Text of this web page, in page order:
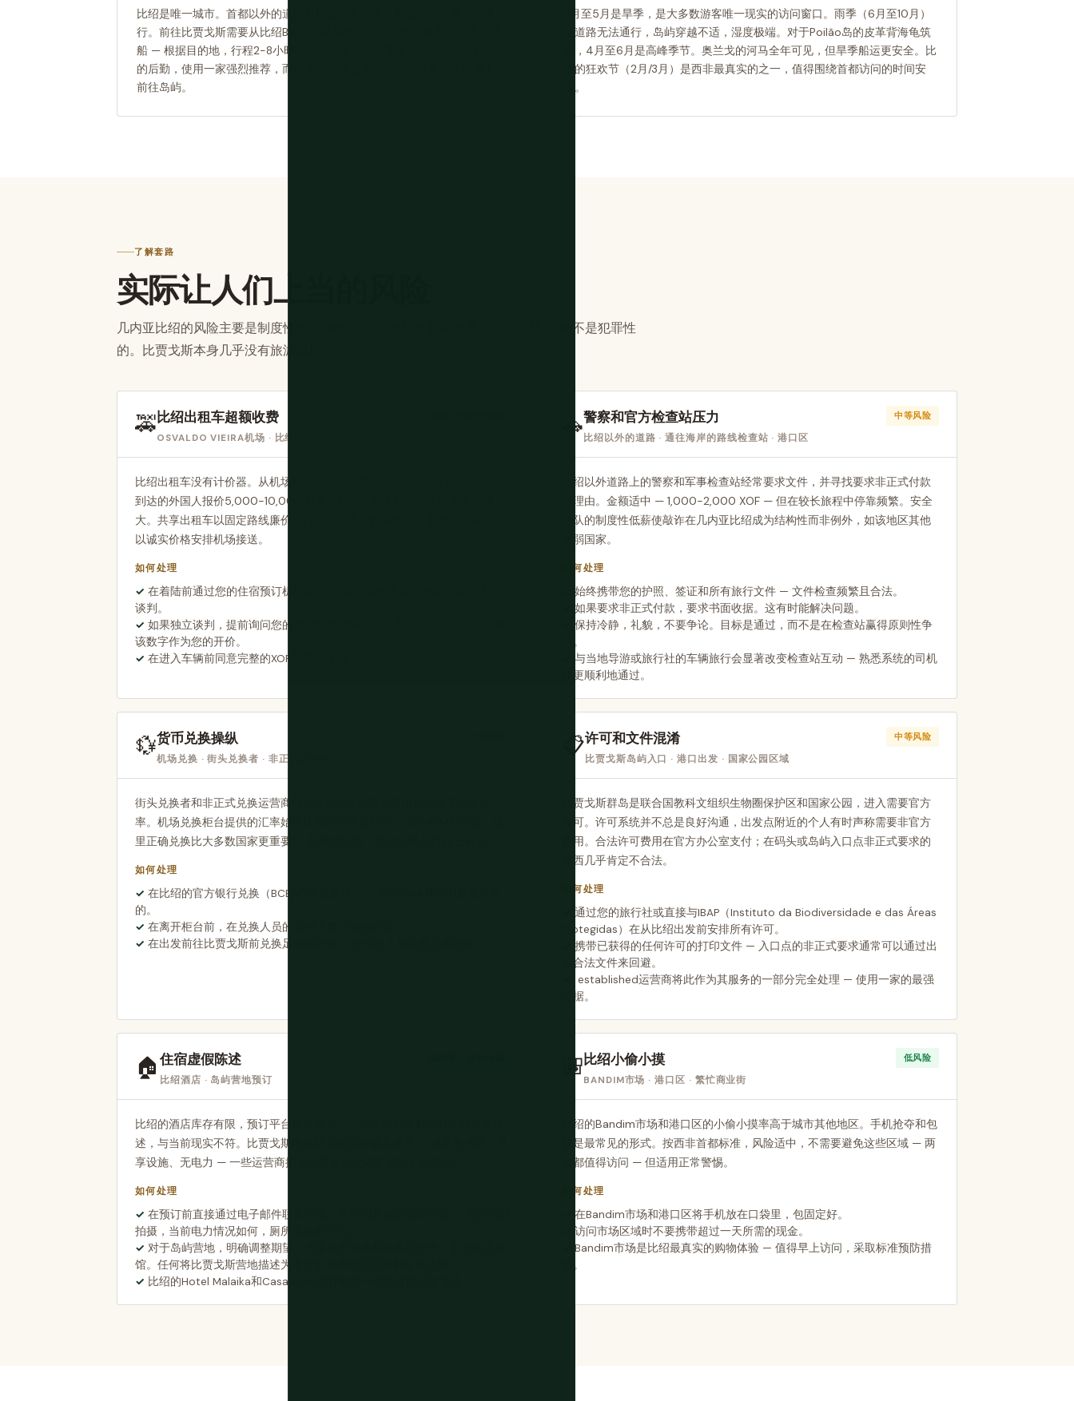
比绍是唯一城市。首都以外的道路基础设施差，大多数道路在雨季无法通
行。前往比贾戈斯需要从比绍Bandim港乘坐独木舟（传统独木舟）或机动
船 — 根据目的地，行程2-8小时。总部位于比绍的专家旅行社处理岛屿访问
的后勤，使用一家强烈推荐，而不是尝试独立岛屿旅行。没有公共交通工具
前往岛屿。
11月至5月是旱季，是大多数游客唯一现实的访问窗口。雨季（6月至10月）
使道路无法通行，岛屿穿越不适，湿度极端。对于Poilão岛的皮革背海龟筑
巢，4月至6月是高峰季节。奥兰戈的河马全年可见，但旱季船运更安全。比
绍的狂欢节（2月/3月）是西非最真实的之一，值得围绕首都访问的时间安
排。
了解套路
实际让人们上当的风险
几内亚比绍的风险主要是制度性的 — 警察压力、出租车超额收费、后勤陷阱 — 而不是犯罪性
的。比贾戈斯本身几乎没有旅游骗局存在。
🚕比绍出租车超额收费
OSVALDO VIEIRA机场 · 比绍市中心 · 港口区
比绍出租车没有计价器。从机场到市中心应花费2,000-3,000 XOF；司机向
到达的外国人报价5,000-10,000 XOF。外国人与本地定价之间的差距很
大。共享出租车以固定路线廉价运行，但需要了解系统。大多数客栈和酒店
以诚实价格安排机场接送。
如何处理
在着陆前通过您的住宿预订机场接送 — 最可靠的选择，完全消除到达大厅
谈判。
如果独立谈判，提前询问您的酒店机场到城市的车费应该是多少，并使用
该数字作为您的开价。
在进入车辆前同意完整的XOF车费 — 而不是之后。
🚓警察和官方检查站压力
比绍以外的道路 · 通往海岸的路线检查站 · 港口区
中等风险
比绍以外道路上的警察和军事检查站经常要求文件，并寻找要求非正式付款
的理由。金额适中 — 1,000-2,000 XOF — 但在较长旅程中停靠频繁。安全
部队的制度性低薪使敲诈在几内亚比绍成为结构性而非例外，如该地区其他
脆弱国家。
如何处理
始终携带您的护照、签证和所有旅行文件 — 文件检查频繁且合法。
如果要求非正式付款，要求书面收据。这有时能解决问题。
保持冷静，礼貌，不要争论。目标是通过，而不是在检查站赢得原则性争
论。
与当地导游或旅行社的车辆旅行会显著改变检查站互动 — 熟悉系统的司机
能更顺利地通过。
💱货币兑换操纵
机场兑换 · 街头兑换者 · 非正式运营商
街头兑换者和非正式兑换运营商偶尔短数CFA钞票或应用与报价不同的汇
率。机场兑换柜台提供的汇率始终比市内官方银行差。由于ATM不可靠，这
里正确兑换比大多数国家更重要 — 如果您短缺，无法轻易从机器上补充。
如何处理
在比绍的官方银行兑换（BCEAO附属银行） — Ecobank和BDU是最可靠
的。
在离开柜台前，在兑换人员的全视下数清每张钞票。
在出发前往比贾戈斯前兑换足够的CFA — 任何岛上都没有兑换设施。
📋许可和文件混淆
比贾戈斯岛屿入口 · 港口出发 · 国家公园区域
中等风险
比贾戈斯群岛是联合国教科文组织生物圈保护区和国家公园，进入需要官方
许可。许可系统并不总是良好沟通，出发点附近的个人有时声称需要非官方
费用。合法许可费用在官方办公室支付；在码头或岛屿入口点非正式要求的
东西几乎肯定不合法。
如何处理
通过您的旅行社或直接与IBAP（Instituto da Biodiversidade e das Áreas
Protegidas）在从比绍出发前安排所有许可。
携带已获得的任何许可的打印文件 — 入口点的非正式要求通常可以通过出
示合法文件来回避。
established运营商将此作为其服务的一部分完全处理 — 使用一家的最强
论据。
🏠住宿虚假陈述
比绍酒店 · 岛屿营地预订
比绍的酒店库存有限，预订平台覆盖稀少。一些在线列表有过时的照片或描
述，与当前现实不符。比贾戈斯的岛屿营地住宿极其基本 — 通常是吊床、共
享设施、无电力 — 一些运营商描述与您发现之间的差距可能很大。
如何处理
在预订前直接通过电子邮件联系住宿，并询问具体的当前问题 — 照片何时
拍摄，当前电力情况如何，厕所设施是什么。
对于岛屿营地，明确调整期望：大多数是吊床和基本庇护所，不是生态旅
馆。任何将比贾戈斯营地描述为非非常基本的运营商都应被质疑。
比绍的Hotel Malaika和Casa Dora是首都最一致推荐的可靠选择。
🎒比绍小偷小摸
BANDIM市场 · 港口区 · 繁忙商业街
低风险
比绍的Bandim市场和港口区的小偷小摸率高于城市其他地区。手机抢夺和包
窃是最常见的形式。按西非首都标准，风险适中，不需要避免这些区域 — 两
者都值得访问 — 但适用正常警惕。
如何处理
在Bandim市场和港口区将手机放在口袋里，包固定好。
访问市场区域时不要携带超过一天所需的现金。
Bandim市场是比绍最真实的购物体验 — 值得早上访问，采取标准预防措
施。